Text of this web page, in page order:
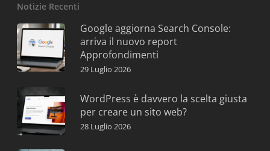
Notizie Recenti
Google aggiorna Search Console:
arriva il nuovo report
Approfondimenti
29 Luglio 2026
WordPress è davvero la scelta giusta
per creare un sito web?
28 Luglio 2026